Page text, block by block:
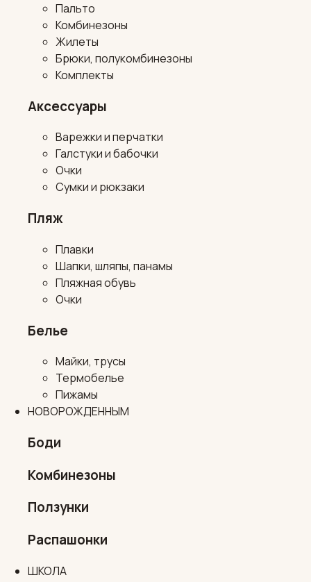
Пальто
Комбинезоны
Жилеты
Брюки, полукомбинезоны
Комплекты
Аксессуары
Варежки и перчатки
Галстуки и бабочки
Очки
Сумки и рюкзаки
Пляж
Плавки
Шапки, шляпы, панамы
Пляжная обувь
Очки
Белье
Майки, трусы
Термобелье
Пижамы
НОВОРОЖДЕННЫМ
Боди
Комбинезоны
Ползунки
Распашонки
ШКОЛА